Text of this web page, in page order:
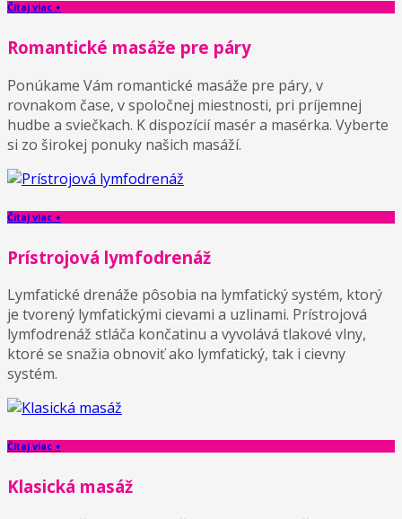
Čítaj viac +
Romantické masáže pre páry
Ponúkame Vám romantické masáže pre páry, v
rovnakom čase, v spoločnej miestnosti, pri príjemnej
hudbe a sviečkach. K dispozícií masér a masérka. Vyberte
si zo širokej ponuky našich masáží.
Čítaj viac +
Prístrojová lymfodrenáž
Lymfatické drenáže pôsobia na lymfatický systém, ktorý
je tvorený lymfatickými cievami a uzlinami. Prístrojová
lymfodrenáž stláča končatinu a vyvolává tlakové vlny,
ktoré se snažia obnoviť ako lymfatický, tak i cievny
systém.
Čítaj viac +
Klasická masáž